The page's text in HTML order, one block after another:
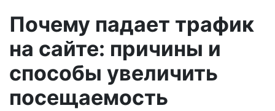
Почему падает трафик
на сайте: причины и
способы увеличить
посещаемость